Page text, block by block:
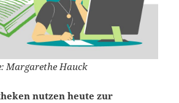
Margarethe Hauck
nutzen heute zur